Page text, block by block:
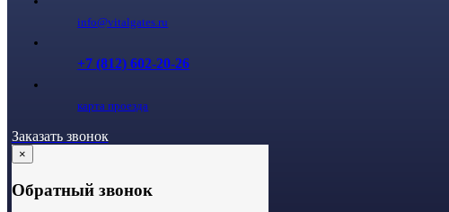
info@vitalgates.ru
+7 (812) 602-20-26
карта проезда
Заказать звонок
×
Обратный звонок